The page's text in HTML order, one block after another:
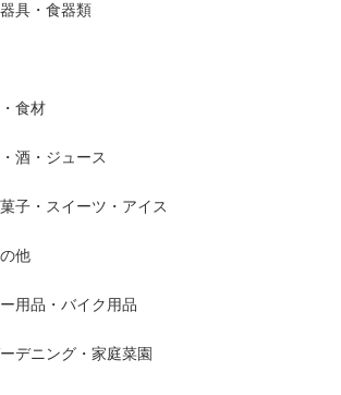
具・食器類
食材
酒・ジュース
子・スイーツ・アイス
他
用品・バイク用品
デニング・家庭菜園